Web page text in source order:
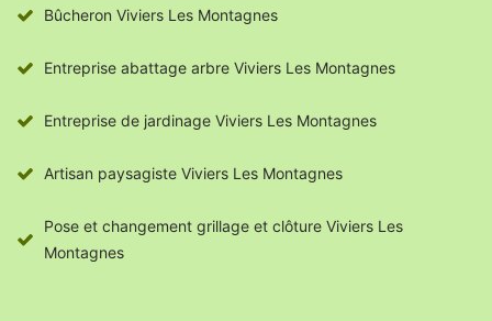
Bûcheron Viviers Les Montagnes
Entreprise abattage arbre Viviers Les Montagnes
Entreprise de jardinage Viviers Les Montagnes
Artisan paysagiste Viviers Les Montagnes
Pose et changement grillage et clôture Viviers Les
Montagnes